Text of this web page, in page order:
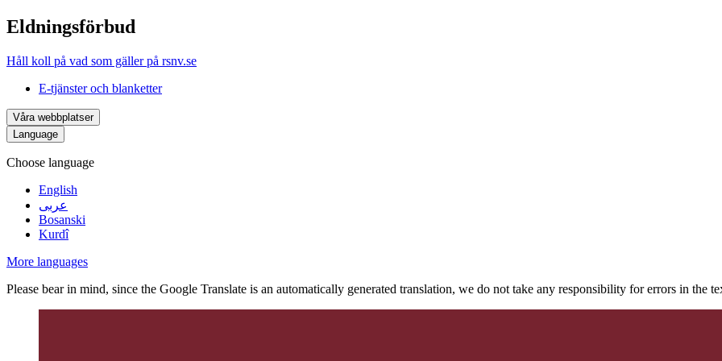
Eldningsförbud
Håll koll på vad som gäller på rsnv.se
E-tjänster och blanketter
Våra webbplatser
Language
Choose language
English
عربى
Bosanski
Kurdî
More languages
Please bear in mind, since the Google Translate is an automatically generated translation, we do not take any responsibility for errors in the